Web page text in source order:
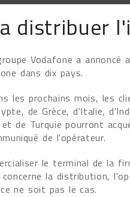
distribuer
Vodafone a annoncé
dans dix pays.
les prochains mois, les
de Grèce, d'Italie,
et de Turquie pourront
de l'opérateur.
le terminal de la
la distribution,
ne soit pas le cas.